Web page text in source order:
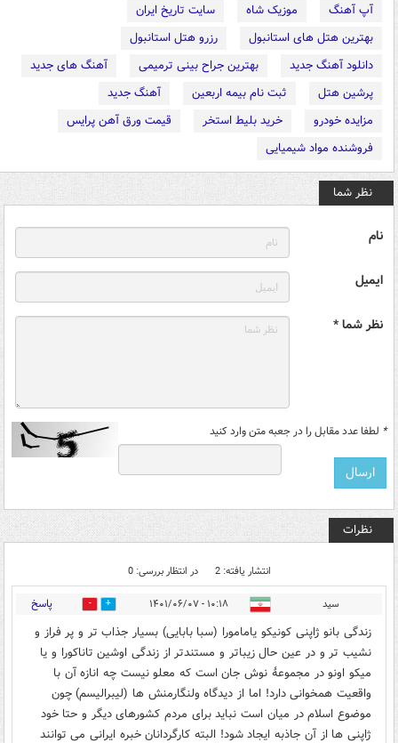
آپ آهنگ موزیک شاه
سایت تاریخ ایران
بهترین هتل های استانبول
رزرو هتل استانبول
دانلود آهنگ جدید
بهترین جراح بینی ترمیمی
آهنگ های جدید
پرشین هتل
ثبت نام بیمه اربعین
آهنگ جدید
مزایده خودرو
خرید بلیط استخر
قیمت ورق آهن پرایس
فروشنده مواد شیمیایی
نظر شما
نام
ایمیل
نظر شما *
* لطفا عدد مقابل را در جعبه متن وارد کنید
نظرات
انتشار یافته: 2 در انتظار بررسی: 0
سید ۱۰:۱۸ - ۱۴۰۱/۰۶/۰۷ 59 پاسخ
زندگی بانو ژاپنی کونیکو یامامورا (سبا بابایی) بسیار جذاب تر و پر فراز و
نشیب تر و در عین حال زیباتر و مستندتر از زندگی اوشین تاناکورا و یا
میکو اونو در مجموعۀ نوش جان است که معلو نیست چه انازه آن با
واقعیت همخوانی دارد! اما از دیدگاه ولنگارمنش ها (لیبرالیسم) چون
موضوع اسلام در میان است نباید برای مردم کشورهای دیگر و حتا خود
ژاپنی ها از آن جاذبه ایجاد شود! البته کارگردانان خبره ایرانی می توانند